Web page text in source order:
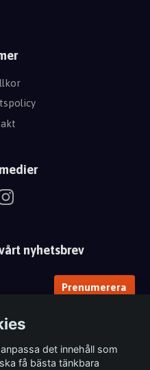
nyhetsbrev
Prenumerera
det innehåll som
få bästa tänkbara